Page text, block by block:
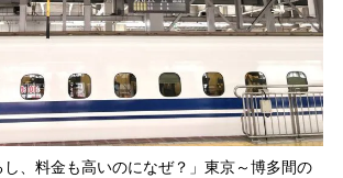
し、料金も高いのになぜ？」東京～博多間の